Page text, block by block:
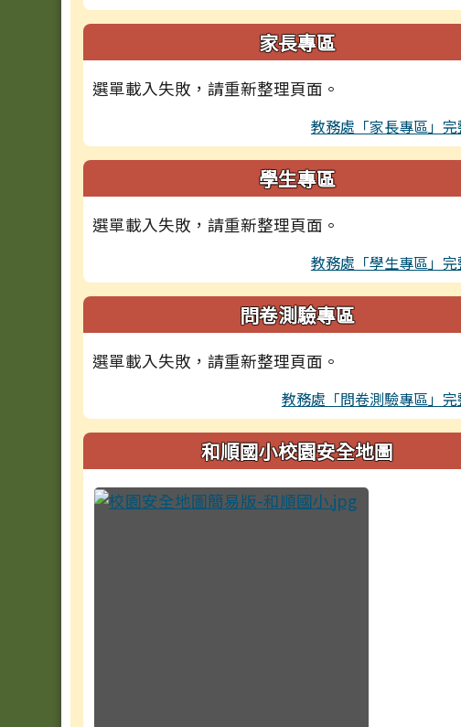
家長專區
選單載入失敗，請重新整理頁面。
教務處「家長專區」
學生專區
選單載入失敗，請重新整理頁面。
教務處「學生專區」
問卷測驗專區
選單載入失敗，請重新整理頁面。
教務處「問卷測驗專區」
和順國小校園安全地圖